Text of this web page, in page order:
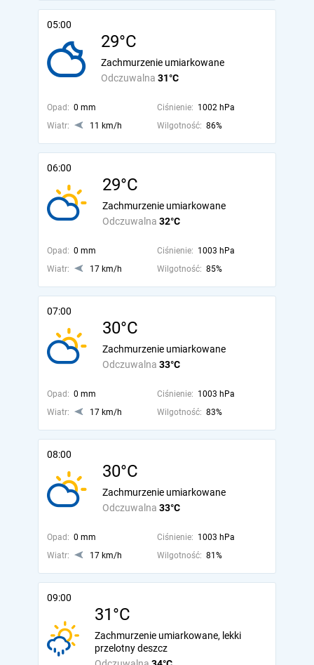
05:00
29°C
Odczuwalna 31°C
Zachmurzenie umiarkowane
Opad: 0 mm Ciśnienie: 1002 hPa
Wiatr:
11 km/h Wilgotność: 86%
06:00
29°C
Odczuwalna 32°C
Zachmurzenie umiarkowane
Opad: 0 mm Ciśnienie: 1003 hPa
Wiatr:
17 km/h Wilgotność: 85%
07:00
30°C
Odczuwalna 33°C
Zachmurzenie umiarkowane
Opad: 0 mm Ciśnienie: 1003 hPa
Wiatr:
17 km/h Wilgotność: 83%
08:00
30°C
Odczuwalna 33°C
Zachmurzenie umiarkowane
Opad: 0 mm Ciśnienie: 1003 hPa
Wiatr:
17 km/h Wilgotność: 81%
09:00
31°C
Zachmurzenie umiarkowane, lekki
przelotny deszcz